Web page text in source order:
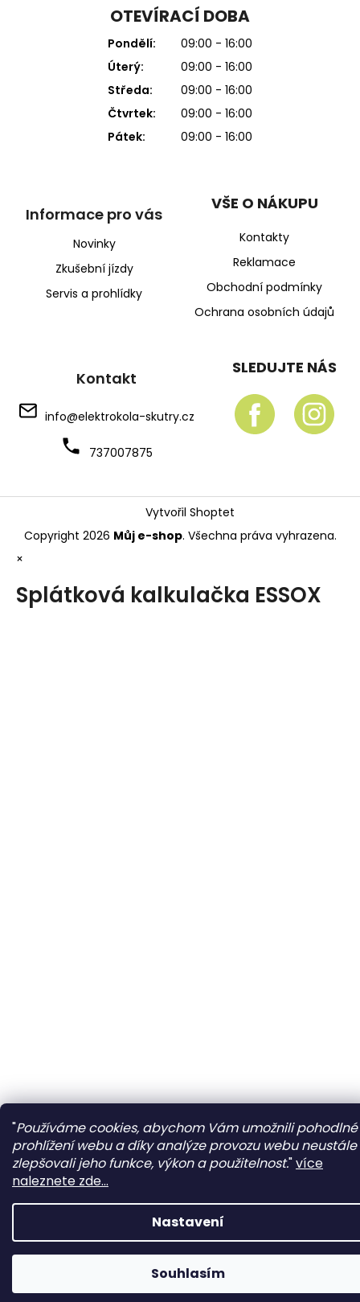
"Používáme cookies, abychom Vám umožnili pohodlné
prohlížení webu a díky analýze provozu webu neustále
zlepšovali jeho funkce, výkon a použitelnost."více
naleznete zde...
Nastavení
Souhlasím
OTEVÍRACÍ DOBA
Pondělí:
09:00 - 16:00
Úterý:
09:00 - 16:00
Středa:
09:00 - 16:00
Čtvrtek:
09:00 - 16:00
Pátek:
09:00 - 16:00
Informace pro vás
Novinky
Zkušební jízdy
Servis a prohlídky
VŠE O NÁKUPU
Kontakty
Reklamace
Obchodní podmínky
Ochrana osobních údajů
Kontakt
info@elektrokola-skutry.cz
737007875
SLEDUJTE NÁS
Vytvořil Shoptet
Copyright 2026 Můj e-shop. Všechna práva vyhrazena.
×
Splátková kalkulačka ESSOX